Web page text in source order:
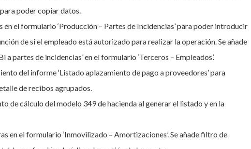
para poder copiar datos.
en el formulario ‘Producción – Partes de Incidencias’ para poder introducir
de si el empleado está autorizado para realizar la operación. Se añade
partes de incidencias’ en el formulario ‘Terceros – Empleados’.
del informe ‘Listado aplazamiento de pago a proveedores’ para
de recibos agrupados.
de cálculo del modelo 349 de hacienda al generar el listado y en la
en el formulario ‘Inmovilizado – Amortizaciones’. Se añade filtro de